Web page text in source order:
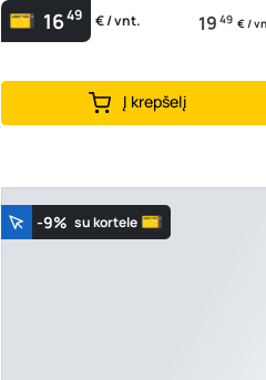
141346
1649 € / vnt. 19 49 € /
Į krepšelį
-9% su kortele